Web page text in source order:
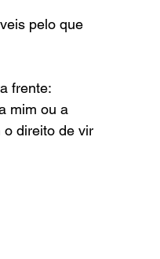
pelo que
frente:
mim ou a
o direito de vir